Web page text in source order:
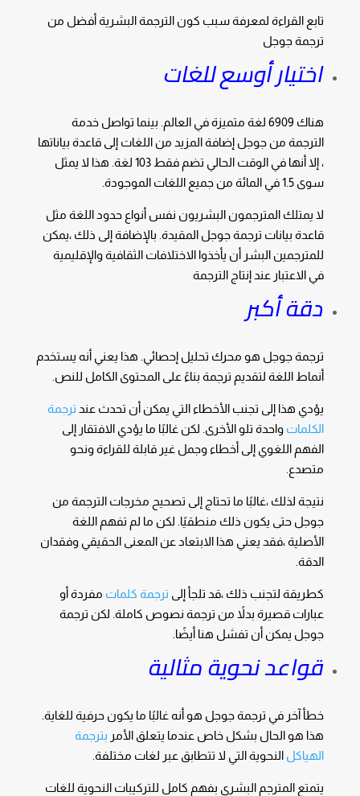
تابع القراءة لمعرفة سبب كون الترجمة البشرية أفضل من
ترجمة جوجل
اختيار أوسع للغات
هناك 6909 لغة متميزة في العالم. بينما تواصل خدمة
الترجمة من جوجل إضافة المزيد من اللغات إلى قاعدة بياناتها
، إلا أنها في الوقت الحالي تضم فقط 103 لغة. هذا لا يمثل
سوى 1.5 في المائة من جميع اللغات الموجودة.
لا يمتلك المترجمون البشريون نفس أنواع حدود اللغة مثل
قاعدة بيانات ترجمة جوجل المقيدة. بالإضافة إلى ذلك ،يمكن
للمترجمين البشر أن يأخذوا الاختلافات الثقافية والإقليمية
في الاعتبار عند إنتاج الترجمة
دقة أكبر
ترجمةجوجل هو محرك تحليل إحصائي. هذا يعني أنه يستخدم
أنماط اللغة لتقديم ترجمة بناءً على المحتوى الكامل للنص.
يؤدي هذا إلى تجنب الأخطاء التي يمكن أن تحدث عند ترجمة
الكلمات واحدة تلو الأخرى. لكن غالبًا ما يؤدي الافتقار إلى
الفهم اللغوي إلى أخطاء وجمل غير قابلة للقراءة ونحو
متصدع.
نتيجة لذلك ،غالبًا ما تحتاج إلى تصحيح مخرجات الترجمة من
جوجل حتى يكون ذلك منطقيًا. لكن ما لم تفهم اللغة
الأصلية ،فقد يعني هذا الابتعاد عن المعنى الحقيقي وفقدان
الدقة.
كطريقة لتجنب ذلك ،قد تلجأ إلى ترجمة كلمات مفردة أو
عبارات قصيرة بدلاً من ترجمة نصوص كاملة. لكن ترجمة
جوجل يمكن أن تفشل هنا أيضًا.
قواعد نحوية مثالية
خطأ آخر في ترجمةجوجل هو أنه غالبًا ما يكون حرفية للغاية.
هذا هو الحال بشكل خاص عندما يتعلق الأمر بترجمة
الهياكل النحوية التي لا تتطابق عبر لغات مختلفة.
يتمتع المترجم البشري بفهم كامل للتركيبات النحوية للغات